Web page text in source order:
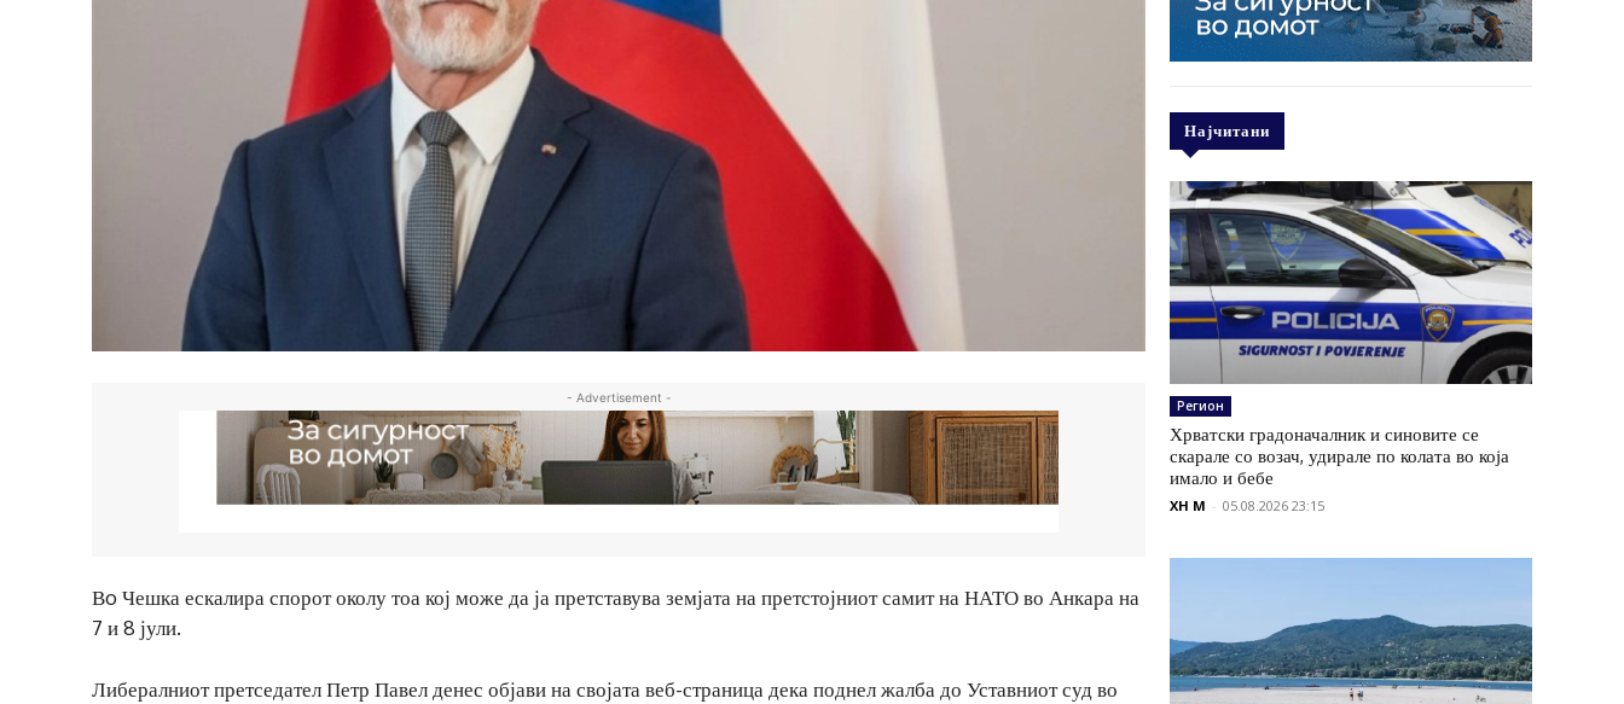
- Advertisement -
Вo Чешка ескалира спорот околу тоа кој може да ја претставува земјата на претстојниот самит на НАТО во Анкара на
7 и 8 јули.
Либералниот претседател Петр Павел денес објави на својата веб-страница дека поднел жалба до Уставниот суд во
Најчитани
Регион
Хрватски градоначалник и синовите се
скарале со возач, удирале по колата во која
имало и бебе
XH M - 05.08.2026 23:15